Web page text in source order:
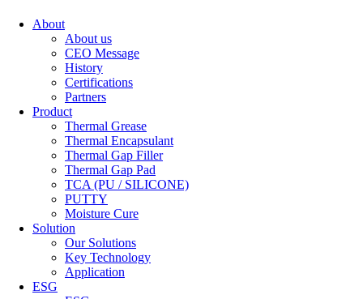
About
About us
CEO Message
History
Certifications
Partners
Product
Thermal Grease
Thermal Encapsulant
Thermal Gap Filler
Thermal Gap Pad
TCA (PU / SILICONE)
PUTTY
Moisture Cure
Solution
Our Solutions
Key Technology
Application
ESG